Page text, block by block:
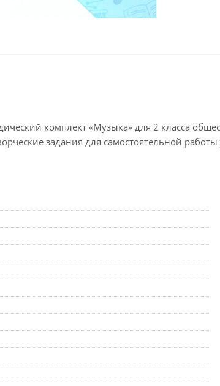
комплект «Музыка» для 2 класса
задания для самостоятельной